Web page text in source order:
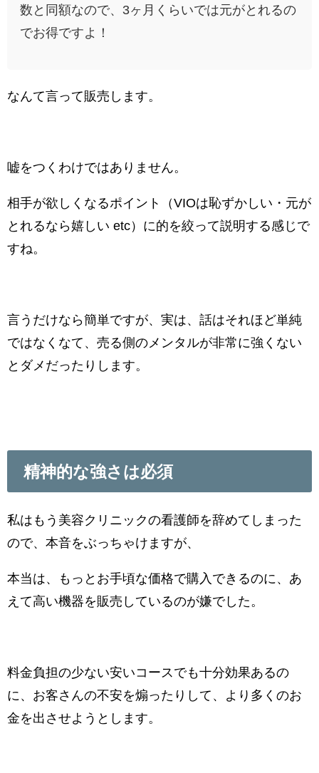
数と同額なので、3ヶ月くらいでは元がとれるの
でお得ですよ！
なんて言って販売します。
嘘をつくわけではありません。
相手が欲しくなるポイント（VIOは恥ずかしい・元が
とれるなら嬉しい etc）に的を絞って説明する感じで
すね。
言うだけなら簡単ですが、実は、話はそれほど単純
ではなくなて、売る側のメンタルが非常に強くない
とダメだったりします。
精神的な強さは必須
私はもう美容クリニックの看護師を辞めてしまった
ので、本音をぶっちゃけますが、
本当は、もっとお手頃な価格で購入できるのに、あ
えて高い機器を販売しているのが嫌でした。
料金負担の少ない安いコースでも十分効果あるの
に、お客さんの不安を煽ったりして、より多くのお
金を出させようとします。